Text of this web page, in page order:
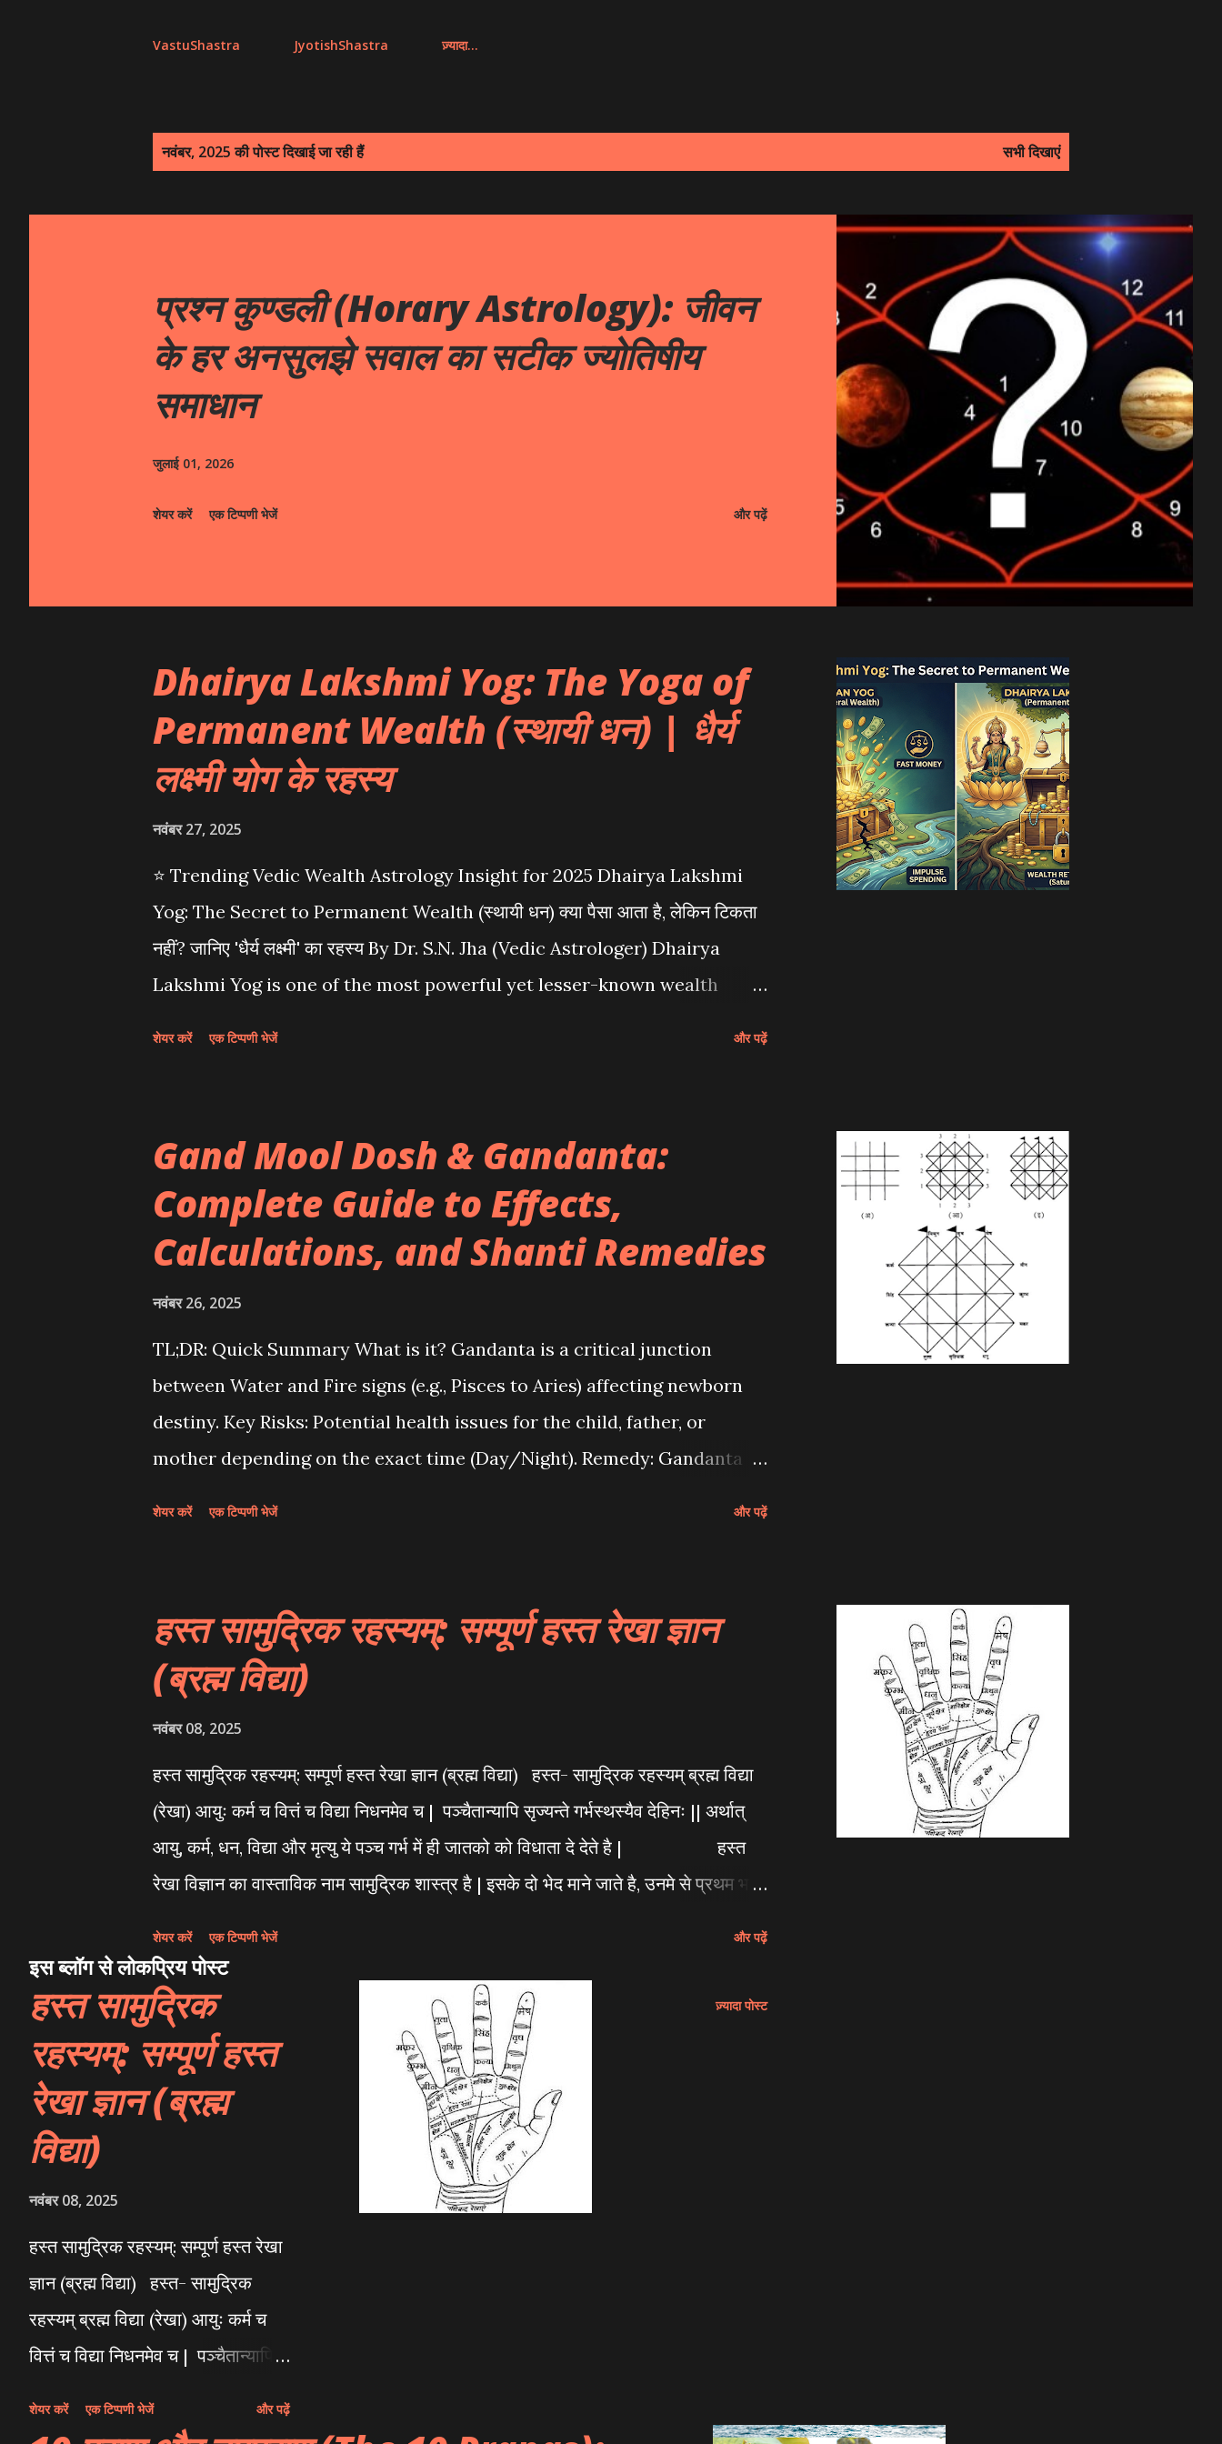
VastuShastra JyotishShastra ज़्यादा…
श
नवंबर, 2025 की पोस्ट दिखाई जा रही हैं सभी दिखाएं
प्रश्न कुण्डली (Horary Astrology): जीवन
के हर अनसुलझे सवाल का सटीक ज्योतिषीय
समाधान
जुलाई 01, 2026
शेयर करें एक टिप्पणी भेजें और पढ़ें
Dhairya Lakshmi Yog: The Yoga of
Permanent Wealth (स्थायी धन) | धैर्य
लक्ष्मी योग के रहस्य
नवंबर 27, 2025
⭐ Trending Vedic Wealth Astrology Insight for 2025 Dhairya Lakshmi
Yog: The Secret to Permanent Wealth (स्थायी धन) क्या पैसा आता है, लेकिन टिकता
नहीं? जानिए 'धैर्य लक्ष्मी' का रहस्य By Dr. S.N. Jha (Vedic Astrologer) Dhairya
Lakshmi Yog is one of the most powerful yet lesser-known wealth
Fig 1: The Difference between Rich and Wealthy. Dhan Yog brings
money, but only Dhairya Lakshmi Yog ensures it stays. 1. What is
Dhairya Lakshmi Yog? (धैर्य लक्ष्मी क्या है?) माता लक्ष्मी के 8 स्वरूपों (अष्ट लक्ष्मी) में से एक
है 'धैर्य लक्ष्मी' । यह वह शक्ति है जो हमें कठिन समय में धैर्य (Patience) और स्थिरता (Stab...
शेयर करें एक टिप्पणी भेजें और पढ़ें
Gand Mool Dosh & Gandanta:
Complete Guide to Effects,
Calculations, and Shanti Remedies
नवंबर 26, 2025
TL;DR: Quick Summary What is it? Gandanta is a critical junction
between Water and Fire signs (e.g., Pisces to Aries) affecting newborn
destiny. Key Risks: Potential health issues for the child, father, or
mother depending on the exact time (Day/Night). Remedy: Gandanta
horoscope analysis. In the vast ocean of Vedic Astrology , the precise
moment of a child's birth determines their destiny. While many rejoice
at the birth of a child, certain planetary alignments, known as Gand
Parashara, a birth occurring during the Gandanta period is often
considered inauspicious. However, as...
शेयर करें एक टिप्पणी भेजें और पढ़ें
हस्त सामुद्रिक रहस्यम्: सम्पूर्ण हस्त रेखा ज्ञान
(ब्रह्म विद्या)
नवंबर 08, 2025
हस्त सामुद्रिक रहस्यम्: सम्पूर्ण हस्त रेखा ज्ञान (ब्रह्म विद्या) हस्त- सामुद्रिक रहस्यम् ब्रह्म विद्या
(रेखा) आयुः कर्म च वित्तं च विद्या निधनमेव च | पञ्चैतान्यापि सृज्यन्ते गर्भस्थस्यैव देहिनः || अर्थात्
आयु, कर्म, धन, विद्या और मृत्यु ये पञ्च गर्भ में ही जातको को विधाता दे देते है | हस्त
रेखा विज्ञान का वास्ताविक नाम सामुद्रिक शास्त्र है | इसके दो भेद माने जाते है, उनमे से प्रथम भाग
रेखाओं का ज्ञान है | सामुद्रिक शास्त्र के अनुसार चार प्रकार के पुरुष होते है- अथ
शशकादितुर्यपुरुषाणां जीवन चरित्राणि :- 1. शशक पुरुष सुन्दर सुविचार से युक्त ६ फिट से उपर के
होते थे, 2. मृग सुडौल सुन्दर सद्विचार से युक्त ६ फिट के होते है, ३ . तुरंग पुरुष माध्यम विचार और
सुन्दर ५ /३० के होते है और ४ . बृषभ पुरुष (अधम पुरुष) जो बहुसख्यक सामान्य सकल, अधम
विचार वाले ५ - ५ 1/2 फिट ...
शेयर करें एक टिप्पणी भेजें और पढ़ें
ज़्यादा पोस्ट
इस ब्लॉग से लोकप्रिय पोस्ट
हस्त सामुद्रिक
रहस्यम्: सम्पूर्ण हस्त
रेखा ज्ञान (ब्रह्म
विद्या)
नवंबर 08, 2025
हस्त सामुद्रिक रहस्यम्: सम्पूर्ण हस्त रेखा
ज्ञान (ब्रह्म विद्या) हस्त- सामुद्रिक
रहस्यम् ब्रह्म विद्या (रेखा) आयुः कर्म च
वित्तं च विद्या निधनमेव च | पञ्चैतान्यापि
कर्म, धन, विद्या और मृत्यु ये पञ्च गर्भ में ही
शेयर करें एक टिप्पणी भेजें और पढ़ें